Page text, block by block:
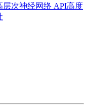
层次神经网络 API高度